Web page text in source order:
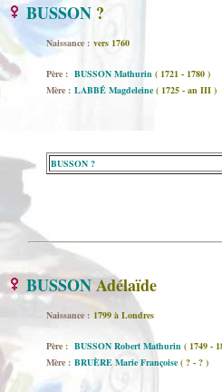
BUSSON ?
Naissance : vers 1760
Père : BUSSON Mathurin ( 1721 - 1780 )
Mère : LABBÉ Magdeleine ( 1725 - an III )
BUSSON ?
BUSSONAdélaïde
Naissance : 1799 à Londres
Père : BUSSON Robert Mathurin ( 1749 -
Mère : BRUÈRE Marie Françoise ( ? - ? )